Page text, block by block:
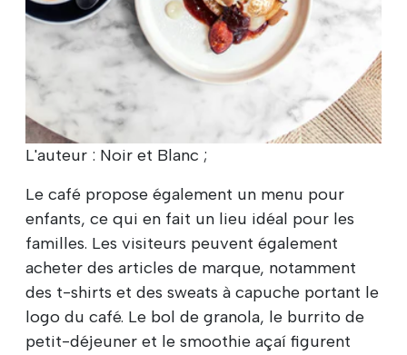
L'auteur : Noir et Blanc ;
Le café propose également un menu pour
enfants, ce qui en fait un lieu idéal pour les
familles. Les visiteurs peuvent également
acheter des articles de marque, notamment
des t-shirts et des sweats à capuche portant le
logo du café. Le bol de granola, le burrito de
petit-déjeuner et le smoothie açaí figurent